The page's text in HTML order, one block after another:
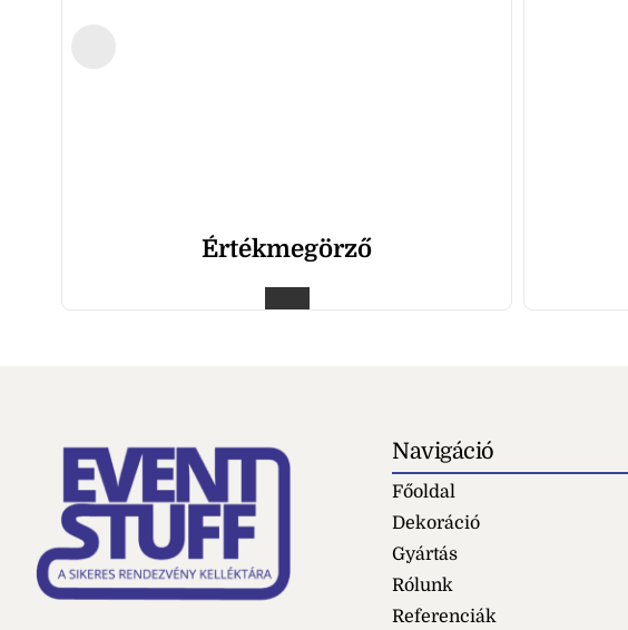
Értékmegörző
Navigáció
Főoldal
Dekoráció
Gyártás
Rólunk
Referenciák